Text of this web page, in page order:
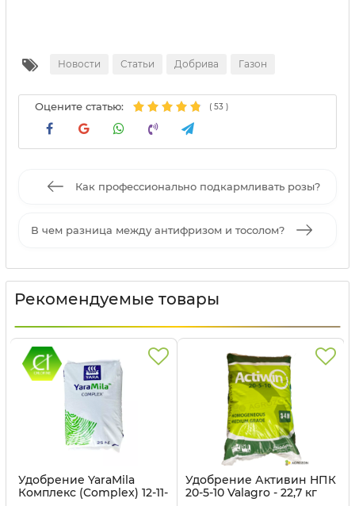
Новости Статьи Добрива Газон
Оцените статью: ( 53 )
Как профессионально подкармливать розы?
В чем разница между антифризом и тосолом?
Рекомендуемые товары
Удобрение YaraMila
Комплекс (Complex) 12-11-
Удобрение Активин НПК
20-5-10 Valagro - 22,7 кг